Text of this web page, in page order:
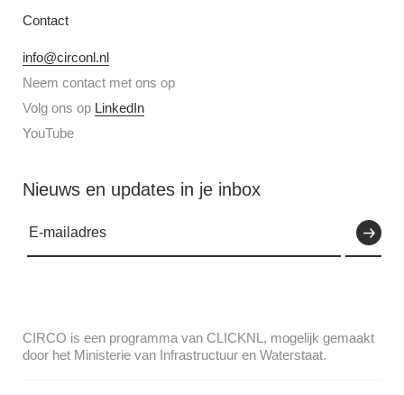
Contact
info@circonl.nl
Neem contact met ons op
Volg ons op LinkedIn
YouTube
Nieuws en updates in je inbox
CIRCO is een programma van CLICKNL, mogelijk gemaakt
door het Ministerie van Infrastructuur en Waterstaat.